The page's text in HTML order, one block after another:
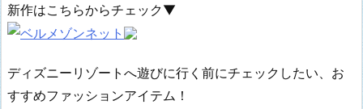
新作はこちらからチェック▼
ディズニーリゾートへ遊びに行く前にチェックしたい、お
すすめファッションアイテム！